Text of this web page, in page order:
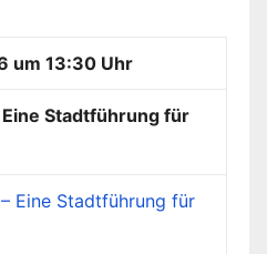
um 13:30 Uhr
Stadtführung für